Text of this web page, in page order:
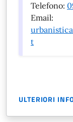
Telefono:
Email:
t
ULTERIORI